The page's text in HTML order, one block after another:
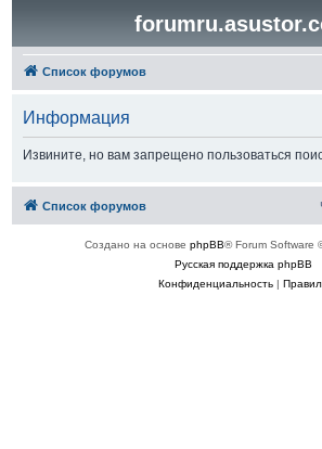
Список форумов
Информация
Извините, но вам запрещено пользоваться
Список форумов
Создано на основе phpBB® Forum Software
Русская поддержка phpBB
Конфиденциальность|